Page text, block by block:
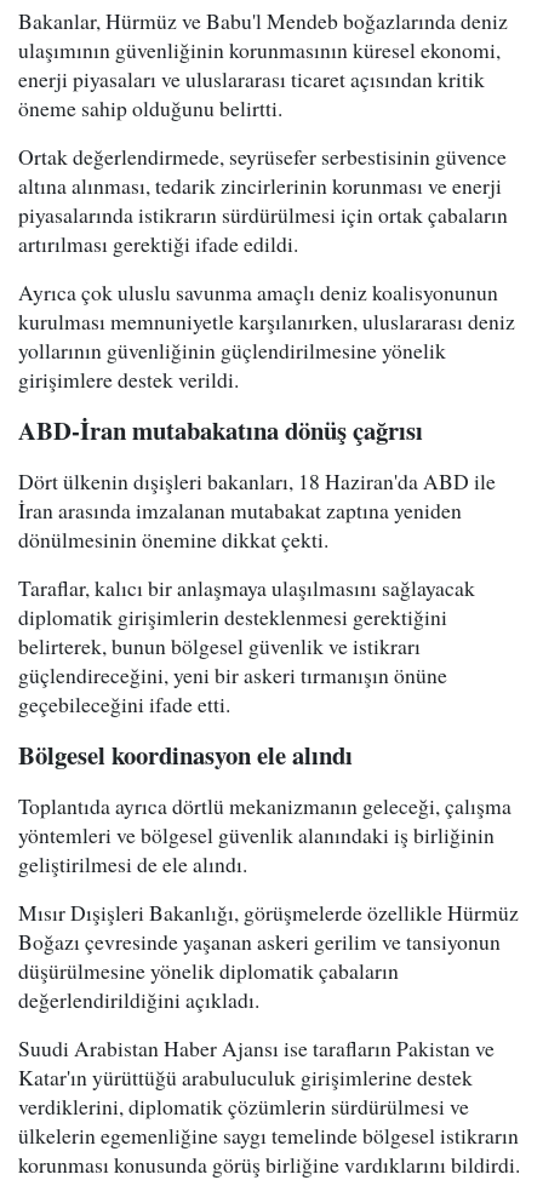
Bakanlar, Hürmüz ve Babu'l Mendeb boğazlarında deniz
ulaşımının güvenliğinin korunmasının küresel ekonomi,
enerji piyasaları ve uluslararası ticaret açısından kritik
öneme sahip olduğunu belirtti.
Ortak değerlendirmede, seyrüsefer serbestisinin güvence
altına alınması, tedarik zincirlerinin korunması ve enerji
piyasalarında istikrarın sürdürülmesi için ortak çabaların
artırılması gerektiği ifade edildi.
Ayrıca çok uluslu savunma amaçlı deniz koalisyonunun
kurulması memnuniyetle karşılanırken, uluslararası deniz
yollarının güvenliğinin güçlendirilmesine yönelik
girişimlere destek verildi.
ABD-İran mutabakatına dönüş çağrısı
Dört ülkenin dışişleri bakanları, 18 Haziran'da ABD ile
İran arasında imzalanan mutabakat zaptına yeniden
dönülmesinin önemine dikkat çekti.
Taraflar, kalıcı bir anlaşmaya ulaşılmasını sağlayacak
diplomatik girişimlerin desteklenmesi gerektiğini
belirterek, bunun bölgesel güvenlik ve istikrarı
güçlendireceğini, yeni bir askeri tırmanışın önüne
geçebileceğini ifade etti.
Bölgesel koordinasyon ele alındı
Toplantıda ayrıca dörtlü mekanizmanın geleceği, çalışma
yöntemleri ve bölgesel güvenlik alanındaki iş birliğinin
geliştirilmesi de ele alındı.
Mısır Dışişleri Bakanlığı, görüşmelerde özellikle Hürmüz
Boğazı çevresinde yaşanan askeri gerilim ve tansiyonun
düşürülmesine yönelik diplomatik çabaların
değerlendirildiğini açıkladı.
Suudi Arabistan Haber Ajansı ise tarafların Pakistan ve
Katar'ın yürüttüğü arabuluculuk girişimlerine destek
verdiklerini, diplomatik çözümlerin sürdürülmesi ve
ülkelerin egemenliğine saygı temelinde bölgesel istikrarın
korunması konusunda görüş birliğine vardıklarını bildirdi.